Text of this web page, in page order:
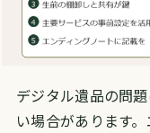
デジタル遺品の問
い場合があります